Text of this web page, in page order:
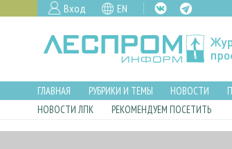
Вход EN
ГЛАВНАЯ РУБРИКИ И ТЕМЫ НОВОСТИ
НОВОСТИ ЛПК
РЕКОМЕНДУЕМ ПОСЕТИТЬ